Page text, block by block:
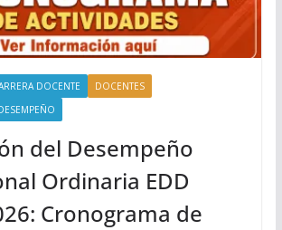
DOCENTE
DOCENTES
del Desempeño
Ordinaria EDD
Cronograma de